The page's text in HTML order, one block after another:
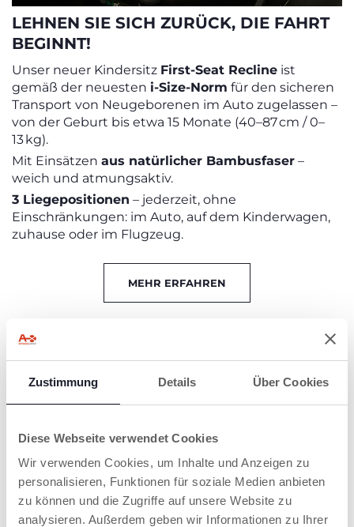
Zustimmung Details Über Cookies
Diese Webseite verwendet Cookies
Wir verwenden Cookies, um Inhalte und Anzeigen zu
personalisieren, Funktionen für soziale Medien anbieten
zu können und die Zugriffe auf unsere Website zu
analysieren. Außerdem geben wir Informationen zu Ihrer
LEHNEN SIE SICH ZURÜCK, DIE FAHRT
BEGINNT!
Unser neuer Kindersitz First-Seat Recline ist
gemäß der neuesten i-Size-Norm für den sicheren
Transport von Neugeborenen im Auto zugelassen –
von der Geburt bis etwa 15 Monate (40–87 cm / 0–
13 kg).
Mit Einsätzen aus natürlicher Bambusfaser –
weich und atmungsaktiv.
3 Liegepositionen – jederzeit, ohne
Einschränkungen: im Auto, auf dem Kinderwagen,
zuhause oder im Flugzeug.
MEHR ERFAHREN
PDF Herunterladen